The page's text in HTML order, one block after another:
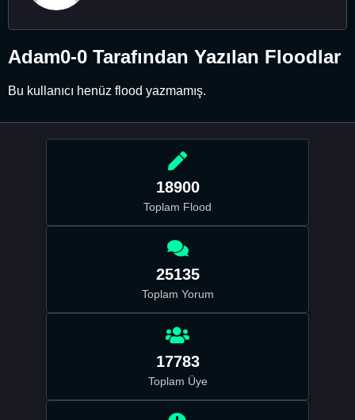
Adam0-0 Tarafından Yazılan Floodlar
Bu kullanıcı henüz flood yazmamış.
18900
Toplam Flood
25135
Toplam Yorum
17783
Toplam Üye